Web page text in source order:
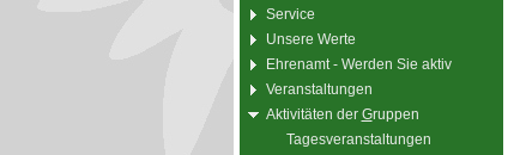
Service
Unsere Werte
Ehrenamt - Werden Sie aktiv
Veranstaltungen
Aktivitäten der Gruppen
Tagesveranstaltungen